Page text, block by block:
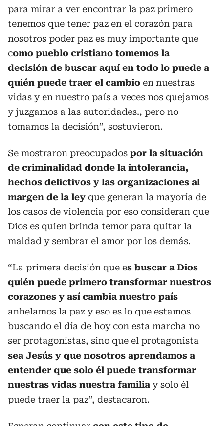
para mirar a ver encontrar la paz primero
tenemos que tener paz en el corazón para
nosotros poder paz es muy importante que
como pueblo cristiano tomemos la
decisión de buscar aquí en todo lo puede a
quién puede traer el cambio en nuestras
vidas y en nuestro país a veces nos quejamos
y juzgamos a las autoridades., pero no
tomamos la decisión”, sostuvieron.
Se mostraron preocupados por la situación
de criminalidad donde la intolerancia,
hechos delictivos y las organizaciones al
margen de la ley que generan la mayoría de
los casos de violencia por eso consideran que
Dios es quien brinda temor para quitar la
maldad y sembrar el amor por los demás.
“La primera decisión que es buscar a Dios
quién puede primero transformar nuestros
corazones y así cambia nuestro país
anhelamos la paz y eso es lo que estamos
buscando el día de hoy con esta marcha no
ser protagonistas, sino que el protagonista
sea Jesús y que nosotros aprendamos a
entender que solo él puede transformar
nuestras vidas nuestra familia y solo él
puede traer la paz”, destacaron.